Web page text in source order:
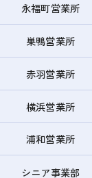
永福町営業所
巣鴨営業所
赤羽営業所
横浜営業所
浦和営業所
シニア事業部